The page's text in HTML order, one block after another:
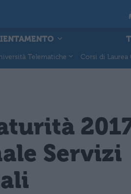
Telematiche Corsi di Laurea
Servizi